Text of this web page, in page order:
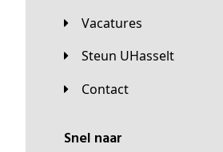
Vacatures
Steun UHasselt
Contact
Snel naar